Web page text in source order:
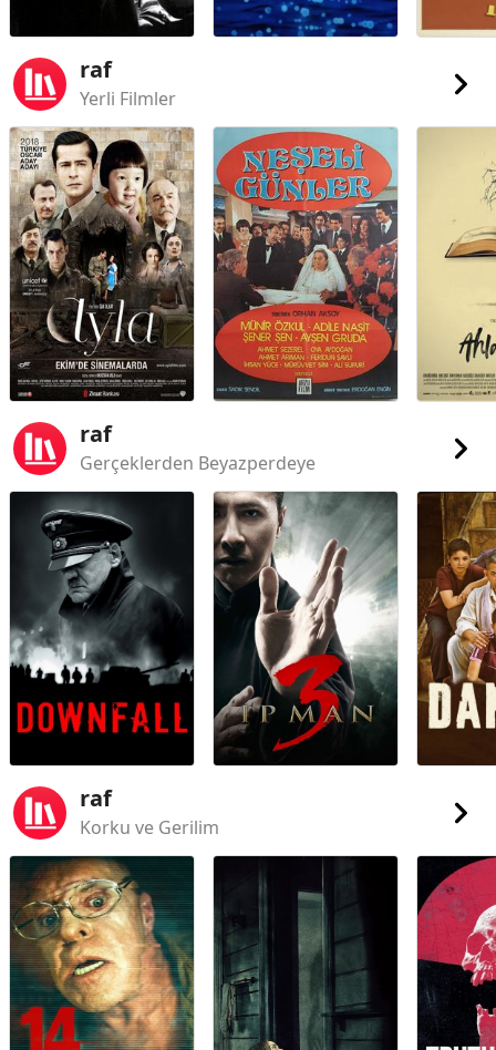
raf
Yerli Filmler
raf
Gerçeklerden Beyazperdeye
raf
Korku ve Gerilim